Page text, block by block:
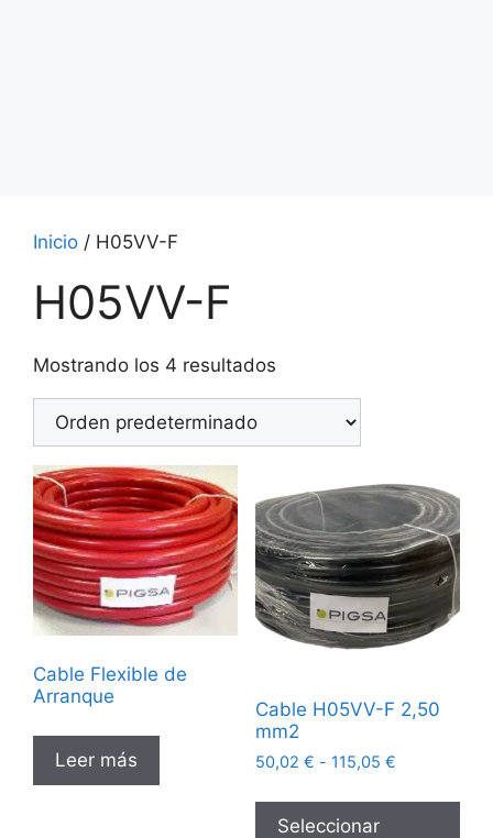
Inicio / H05VV-F
H05VV-F
Mostrando los 4 resultados
Cable Flexible de
Arranque
Leer más
Cable H05VV-F 2,50
mm2
50,02 € - 115,05 €
Seleccionar